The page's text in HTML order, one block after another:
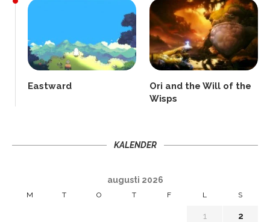
Eastward
Ori and the Will of the
Wisps
KALENDER
augusti 2026
M T O T F L S
1
2